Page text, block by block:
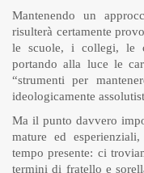
Mantenendo un
risulterà certamente
le scuole, i collegi, le
portando alla luce le
“strumenti per
ideologicamente
Ma il punto davvero
mature ed
tempo presente: ci
termini di fratello e